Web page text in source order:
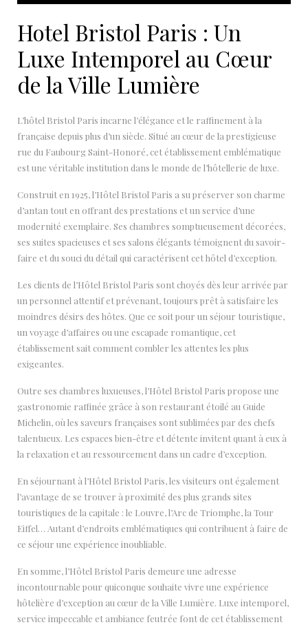
Hotel Bristol Paris : Un
Luxe Intemporel au Cœur
de la Ville Lumière
L’hôtel Bristol Paris incarne l’élégance et le raffinement à la
française depuis plus d’un siècle. Situé au cœur de la prestigieuse
rue du Faubourg Saint-Honoré, cet établissement emblématique
est une véritable institution dans le monde de l’hôtellerie de luxe.
Construit en 1925, l’Hôtel Bristol Paris a su préserver son charme
d’antan tout en offrant des prestations et un service d’une
modernité exemplaire. Ses chambres somptueusement décorées,
ses suites spacieuses et ses salons élégants témoignent du savoir-
faire et du souci du détail qui caractérisent cet hôtel d’exception.
Les clients de l’Hôtel Bristol Paris sont choyés dès leur arrivée par
un personnel attentif et prévenant, toujours prêt à satisfaire les
moindres désirs des hôtes. Que ce soit pour un séjour touristique,
un voyage d’affaires ou une escapade romantique, cet
établissement sait comment combler les attentes les plus
exigeantes.
Outre ses chambres luxueuses, l’Hôtel Bristol Paris propose une
gastronomie raffinée grâce à son restaurant étoilé au Guide
Michelin, où les saveurs françaises sont sublimées par des chefs
talentueux. Les espaces bien-être et détente invitent quant à eux à
la relaxation et au ressourcement dans un cadre d’exception.
En séjournant à l’Hôtel Bristol Paris, les visiteurs ont également
l’avantage de se trouver à proximité des plus grands sites
touristiques de la capitale : le Louvre, l’Arc de Triomphe, la Tour
Eiffel… Autant d’endroits emblématiques qui contribuent à faire de
ce séjour une expérience inoubliable.
En somme, l’Hôtel Bristol Paris demeure une adresse
incontournable pour quiconque souhaite vivre une expérience
hôtelière d’exception au cœur de la Ville Lumière. Luxe intemporel,
service impeccable et ambiance feutrée font de cet établissement